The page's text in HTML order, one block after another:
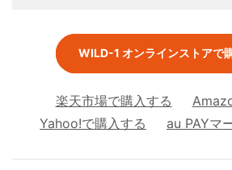
WILD-1 オンラインストアで
楽天市場で購入する
Yahoo!で購入する
au PAYマ